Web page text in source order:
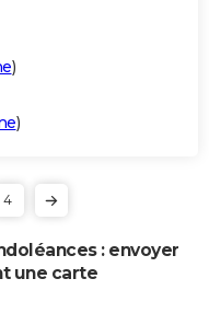
)
)
4
: envoyer
une carte